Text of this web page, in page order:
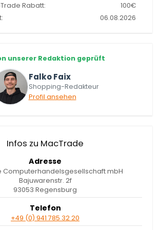
Rabatt:
100€
06.08.2026
unserer Redaktion geprüft
Falko Faix
Shopping-Redakteur
Profil ansehen
Infos zu MacTrade
Adresse
Computerhandelsgesellschaft mbH
Bajuwarenstr. 2f
93053 Regensburg
Telefon
+49 (0) 941 785 32 20